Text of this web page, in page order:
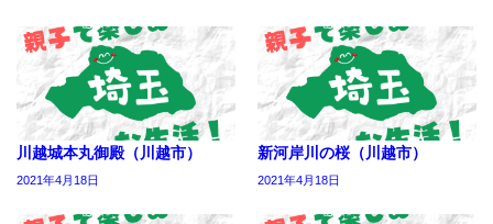
川越城本丸御殿（川越市）
2021年4月18日
新河岸川の桜（川越市）
2021年4月18日